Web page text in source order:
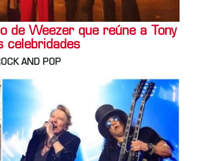
de Weezer que reúne a Tony
celebridades
AND POP